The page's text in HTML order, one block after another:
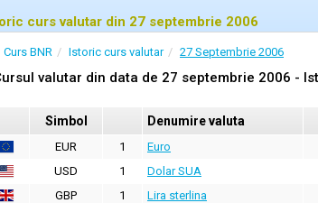
curs valutar din 27 septembrie 2006
Curs BNR Istoric curs valutar 27 Septembrie 2006
valutar din data de 27 septembrie 2006 -
Simbol Denumire valuta
EUR 1 Euro
USD
1 Dolar SUA
GBP
1 Lira sterlina